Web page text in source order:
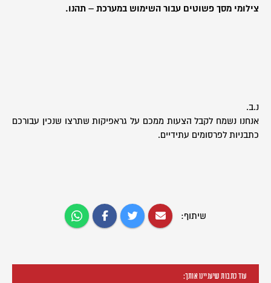
צילומי מסך פשוטים עבור השימוש במערכת – תהנו.
נ.ב.
אנחנו נשמח לקבל הצעות ממכם על גראפיקות שתרצו שנכין עבורכם
כתבניות לפרסומים עתידיים.
שיתוף:
עוד כתבות שיעניינו אותך: